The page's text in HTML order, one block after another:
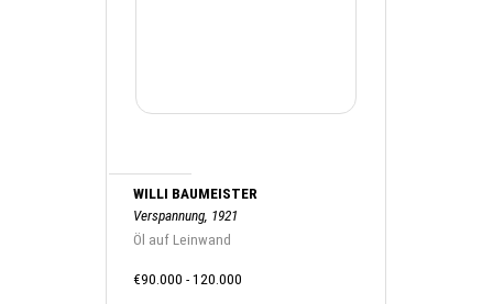
WILLI BAUMEISTER
Verspannung, 1921
Öl auf Leinwand
€90.000 - 120.000